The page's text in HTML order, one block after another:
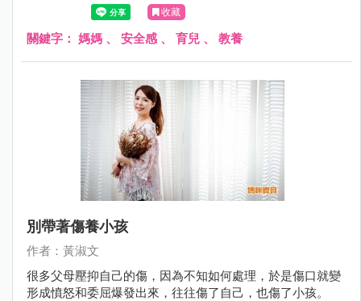
收藏
關鍵字： 媽媽 、 安全感 、 育兒 、 教養
別帶著傷養小孩
作者：黃淑文
很多父母壓抑自己的傷，因為不知如何處理，於是傷口就變
形成憤怒和委屈爆發出來，往往傷了自己，也傷了小孩。